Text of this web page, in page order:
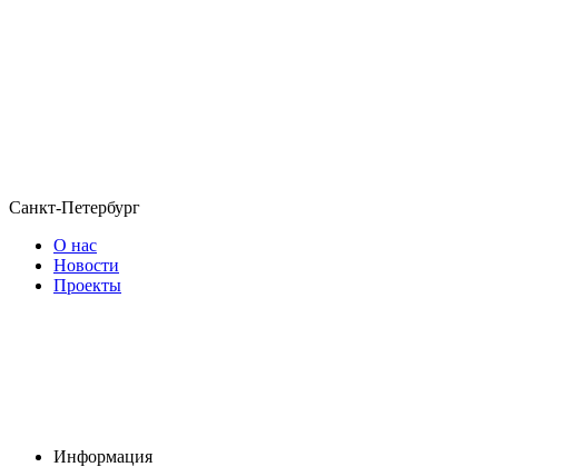
Санкт-Петербург
О нас
Новости
Проекты
Информация